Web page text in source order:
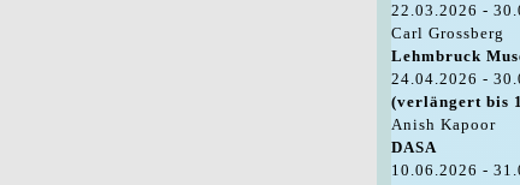
22.03.2026 -
Carl Grossberg
Lehmbruck
24.04.2026 -
(verlängert bis
Anish Kapoor
DASA
10.06.2026 -